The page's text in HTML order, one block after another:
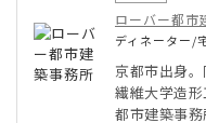
ローバー都市
ディネーター/
京都市出身
繊維大学造
都市建築事